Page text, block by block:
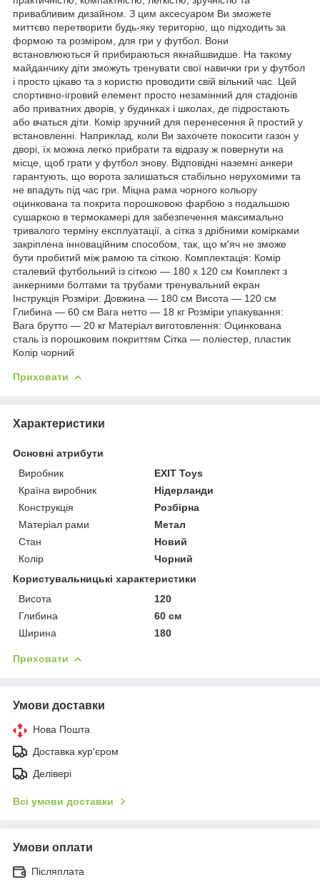
привабливим дизайном. З цим аксесуаром Ви зможете
миттєво перетворити будь-яку територію, що підходить за
формою та розміром, для гри у футбол. Вони
встановлюються й прибираються якнайшвидше. На такому
майданчику діти зможуть тренувати свої навички гри у футбол
і просто цікаво та з користю проводити свій вільний час. Цей
спортивно-ігровий елемент просто незамінний для стадіонів
або приватних дворів, у будинках і школах, де підростають
або вчаться діти. Комір зручний для перенесення й простий у
встановленні. Наприклад, коли Ви захочете покосити газон у
дворі, їх можна легко прибрати та відразу ж повернути на
місце, щоб грати у футбол знову. Відповідні наземні анкери
гарантують, що ворота залишаться стабільно нерухомими та
не впадуть під час гри. Міцна рама чорного кольору
оцинкована та покрита порошковою фарбою з подальшою
сушаркою в термокамері для забезпечення максимально
тривалого терміну експлуатації, а сітка з дрібними комірками
закріплена інноваційним способом, так, що м'яч не зможе
бути пробитий між рамою та сіткою. Комплектація: Комір
сталевий футбольний із сіткою — 180 х 120 см Комплект з
анкерними болтами та трубами тренувальний екран
Інструкція Розміри: Довжина — 180 см Висота — 120 см
Глибина — 60 см Вага нетто — 18 кг Розміри упакування:
Вага брутто — 20 кг Матеріал виготовлення: Оцинкована
сталь із порошковим покриттям Сітка — поліестер, пластик
Колір чорний
Приховати
Характеристики
Основні атрибути
Виробник
EXIT Toys
Країна виробник
Нідерланди
Конструкція
Розбірна
Матеріал рами
Метал
Стан
Новий
Колір
Чорний
Користувальницькі характеристики
Висота
120
Глибина
60 см
Ширина
180
Приховати
Умови доставки
Нова Пошта
Доставка кур'єром
Делівері
Всі умови доставки
Умови оплати
Післяплата